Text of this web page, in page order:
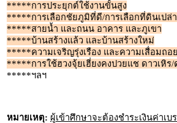
*****การประยุกต์ใช้งานขั้นสูง
*****การเลือกชัยภูมิที่ดี/การเลือกที่ดินเปล่า
*****สายน้ำ และถนน อาคาร และภูเขา
*****บ้านสร้างแล้ว และบ้านสร้างใหม่
*****ความเจริญรุ่งเรือง และความเสื่อมถ
*****การใช้ฮวงจุ้ยเฮี่ยงคงปวยแช ดาวเหิร
*****ฯลฯ
หมายเหตุ: ผู้เข้าศึกษาจะต้องชำระเงินค่าเ